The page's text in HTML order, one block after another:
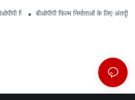
फिल्म आपूर्तिकर्ता का चयन क्यों महत्वपूर्ण है?
बीओपीपी फिल्म निर्माताओं के लिए